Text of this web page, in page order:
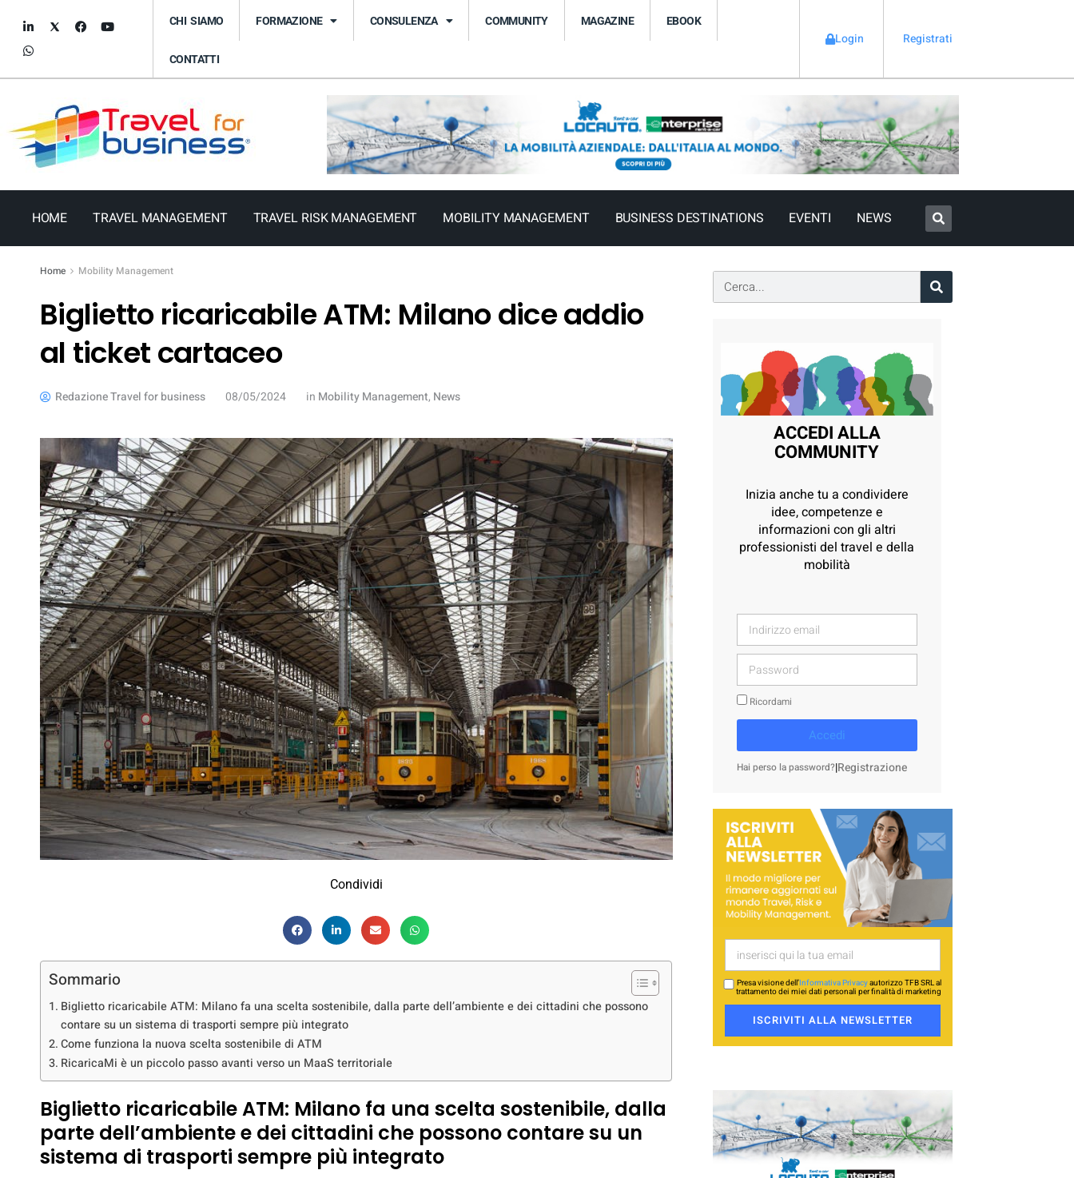
CHI SIAMO FORMAZIONE CONSULENZA COMMUNITY MAGAZINE EBOOK
CONTATTI
Login Registrati
HOME TRAVEL MANAGEMENT TRAVEL RISK MANAGEMENT MOBILITY MANAGEMENT BUSINESS DESTINATIONS EVENTI NEWS
Home Mobility Management
Biglietto ricaricabile ATM: Milano dice addio
al ticket cartaceo
Redazione Travel for business 08/05/2024 in Mobility Management, News
Condividi
Sommario
Biglietto ricaricabile ATM: Milano fa una scelta sostenibile, dalla parte dell’ambiente e dei cittadini che possono
contare su un sistema di trasporti sempre più integrato
Come funziona la nuova scelta sostenibile di ATM
RicaricaMi è un piccolo passo avanti verso un MaaS territoriale
Biglietto ricaricabile ATM: Milano fa una scelta sostenibile, dalla
parte dell’ambiente e dei cittadini che possono contare su un
sistema di trasporti sempre più integrato
ACCEDI ALLA
COMMUNITY
Inizia anche tu a condividere
idee, competenze e
informazioni con gli altri
professionisti del travel e della
mobilità
Ricordami
Accedi
Hai perso la password?|Registrazione
Presa visione dell’Informativa Privacyautorizzo TFB SRL al
trattamento dei miei dati personali per finalità di marketing
ISCRIVITI ALLA NEWSLETTER